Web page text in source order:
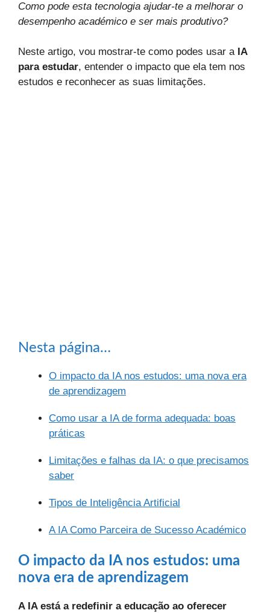
Como pode esta tecnologia ajudar-te a melhorar o
desempenho académico e ser mais produtivo?
Neste artigo, vou mostrar-te como podes usar a IA
para estudar, entender o impacto que ela tem nos
estudos e reconhecer as suas limitações.
Nesta página…
O impacto da IA nos estudos: uma nova era
de aprendizagem
Como usar a IA de forma adequada: boas
práticas
Limitações e falhas da IA: o que precisamos
saber
Tipos de Inteligência Artificial
A IA Como Parceira de Sucesso Académico
O impacto da IA nos estudos: uma
nova era de aprendizagem
A IA está a redefinir a educação ao oferecer